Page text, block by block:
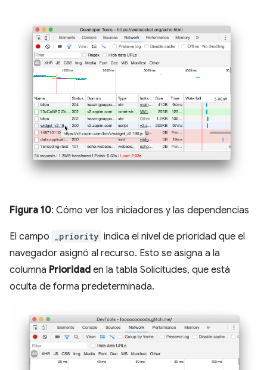
Figura 10: Cómo ver los iniciadores y las dependencias
El campo _priority indica el nivel de prioridad que el
navegador asignó al recurso. Esto se asigna a la
columna Prioridad en la tabla Solicitudes, que está
oculta de forma predeterminada.